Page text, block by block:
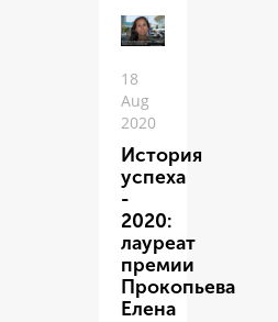
18
Aug
2020
История
успеха
-
2020:
лауреат
премии
Прокопьева
Елена